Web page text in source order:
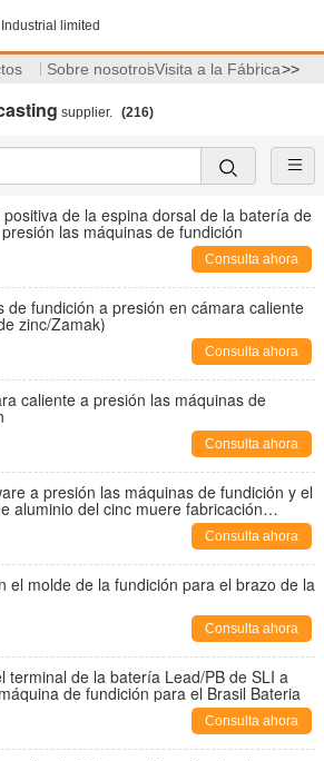
Industrial limited
Sobre nosotrosVisita a la Fábrica>>
supplier. (216)
positiva de la espina dorsal de la batería de
las máquinas de fundición
Consulta ahora
de fundición a presión en cámara caliente
zinc/Zamak)
Consulta ahora
caliente a presión las máquinas de
Consulta ahora
a presión las máquinas de fundición y el
aluminio del cinc muere fabricación
Consulta ahora
el molde de la fundición para el brazo de la
Consulta ahora
terminal de la batería Lead/PB de SLI a
de fundición para el Brasil Bateria
Consulta ahora